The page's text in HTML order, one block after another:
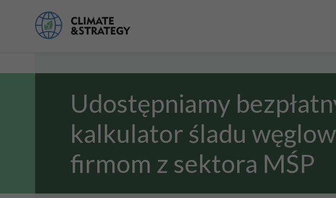
Udostępniamy
kalkulator śladu
firmom z sektora MŚP